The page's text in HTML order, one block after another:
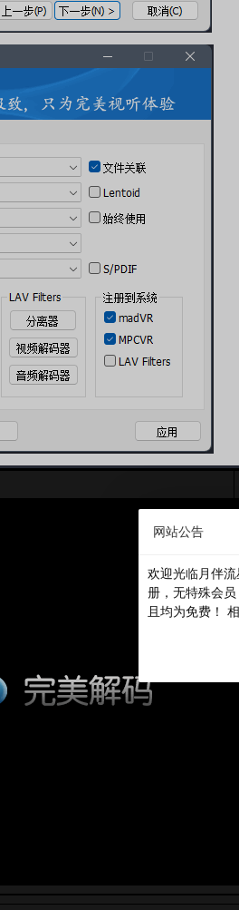
网站公告
欢迎光临月伴
册，无特殊会
且均为免费！